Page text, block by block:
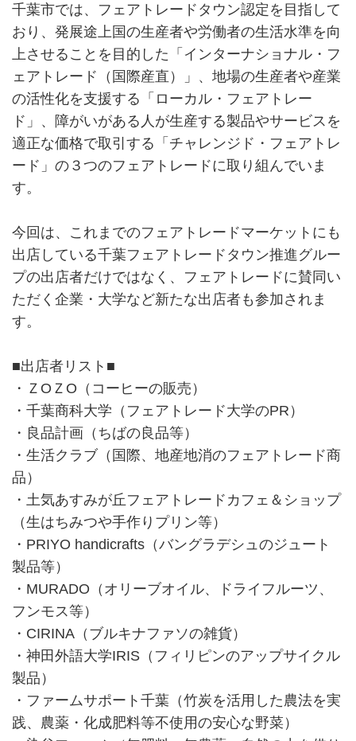
千葉市では、フェアトレードタウン認定を目指して
おり、発展途上国の生産者や労働者の生活水準を向
上させることを目的した「インターナショナル・フ
ェアトレード（国際産直）」、地場の生産者や産業
の活性化を支援する「ローカル・フェアトレー
ド」、障がいがある人が生産する製品やサービスを
適正な価格で取引する「チャレンジド・フェアトレ
ード」の３つのフェアトレードに取り組んでいま
す。
今回は、これまでのフェアトレードマーケットにも
出店している千葉フェアトレードタウン推進グルー
プの出店者だけではなく、フェアトレードに賛同い
ただく企業・大学など新たな出店者も参加されま
す。
■出店者リスト■
・ＺОＺО（コーヒーの販売）
・千葉商科大学（フェアトレード大学のPR）
・良品計画（ちばの良品等）
・生活クラブ（国際、地産地消のフェアトレード商
品）
・土気あすみが丘フェアトレードカフェ＆ショップ
（生はちみつや手作りプリン等）
・PRIYO handicrafts（バングラデシュのジュート
製品等）
・MURADO（オリーブオイル、ドライフルーツ、
フンモス等）
・CIRINA（ブルキナファソの雑貨）
・神田外語大学IRIS（フィリピンのアップサイクル
製品）
・ファームサポート千葉（竹炭を活用した農法を実
践、農薬・化成肥料等不使用の安心な野菜）